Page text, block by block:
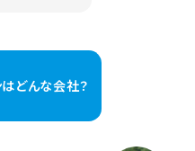
どんな会社？